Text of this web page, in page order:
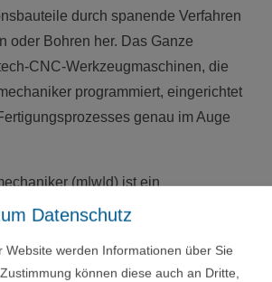
durch spanende Verfahren
oder Bohren her. Das Ganze
CNC-Werkzeugmaschinen, die
programmiert, eingerichtet
genau im Auge
(m|w|d) ist ein
IHK, unsere Auszubildenden
die Berufsschule in
Datenschutz
Website werden Informationen über Sie
können diese auch an Dritte,